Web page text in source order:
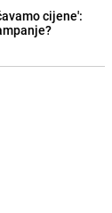
cijene':